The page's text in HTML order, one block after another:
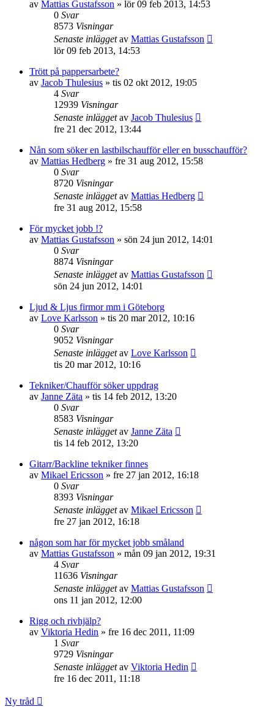
av Mattias Gustafsson » lör 09 feb 2013, 14:53
0 Svar
8573 Visningar
Senaste inläggetav Mattias Gustafsson
lör 09 feb 2013, 14:53
Trött på pappersarbete?
av Jacob Thulesius » tis 02 okt 2012, 19:05
4 Svar
12939 Visningar
Senaste inläggetav Jacob Thulesius
fre 21 dec 2012, 13:44
Nån som söker en lastbilschaufför eller en busschaufför?
av Mattias Hedberg » fre 31 aug 2012, 15:58
0 Svar
8720 Visningar
Senaste inläggetav Mattias Hedberg
fre 31 aug 2012, 15:58
För mycket jobb !?
av Mattias Gustafsson » sön 24 jun 2012, 14:01
0 Svar
8874 Visningar
Senaste inläggetav Mattias Gustafsson
sön 24 jun 2012, 14:01
Ljud & Ljus firmor mm i Göteborg
av Love Karlsson » tis 20 mar 2012, 10:16
0 Svar
9052 Visningar
Senaste inläggetav Love Karlsson
tis 20 mar 2012, 10:16
Tekniker/Chaufför söker uppdrag
av Janne Zäta » tis 14 feb 2012, 13:20
0 Svar
8583 Visningar
Senaste inläggetav Janne Zäta
tis 14 feb 2012, 13:20
Gitarr/Backline tekniker finnes
av Mikael Ericsson » fre 27 jan 2012, 16:18
0 Svar
8393 Visningar
Senaste inläggetav Mikael Ericsson
fre 27 jan 2012, 16:18
någon som har för mycket jobb småland
av Mattias Gustafsson » mån 09 jan 2012, 19:31
4 Svar
11636 Visningar
Senaste inläggetav Mattias Gustafsson
ons 11 jan 2012, 12:00
Rigg och rivhjälp?
av Viktoria Hedin » fre 16 dec 2011, 11:09
1 Svar
9729 Visningar
Senaste inläggetav Viktoria Hedin
fre 16 dec 2011, 11:18
Ny tråd